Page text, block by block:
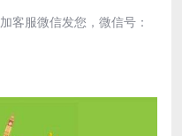
客服微信发您，微信号：